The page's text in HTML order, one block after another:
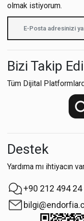
olmak istiyorum.
Bizi Takip
Tüm Dijital
Destek
Yardıma mı ihtiyacın
+90 212 494 24